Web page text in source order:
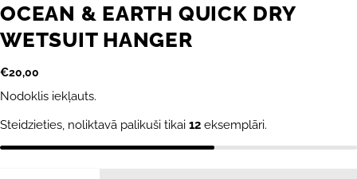
OCEAN & EARTH QUICK DRY
WETSUIT HANGER
Parastā
€20,00
Nodoklis iekļauts.
Steidzieties, noliktavā palikuši tikai 12 eksemplāri.